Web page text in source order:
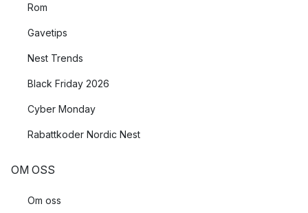
Rom
Gavetips
Nest Trends
Black Friday 2026
Cyber Monday
Rabattkoder Nordic Nest
OM OSS
Om oss